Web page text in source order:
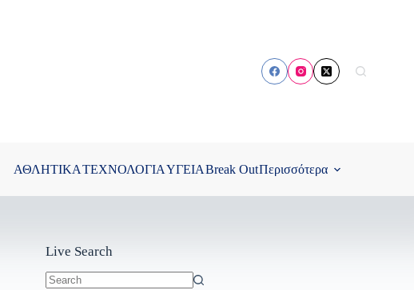
ΑΘΛΗΤΙΚΑΤΕΧΝΟΛΟΓΙΑΥΓΕΙΑBreak OutΠερισσότερα
Live Search